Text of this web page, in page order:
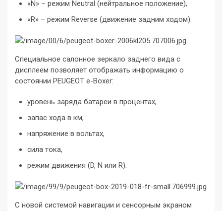
«N» – режим Neutral (нейтральное положение),
«R» – режим Reverse (движение задним ходом).
Специальное салонное зеркало заднего вида с
дисплеем позволяет отображать информацию о
состоянии PEUGEOT e-Boxer:
уровень заряда батареи в процентах,
запас хода в км,
напряжение в вольтах,
сила тока,
режим движения (D, N или R).
С новой системой навигации и сенсорным экраном